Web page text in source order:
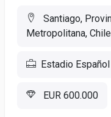
Santiago,
Metropolitana, Chile
Estadio Español
EUR 600.000